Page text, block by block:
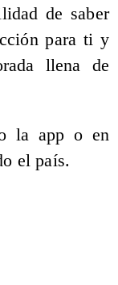
de saber
para ti y
llena de
la app o en
el país.